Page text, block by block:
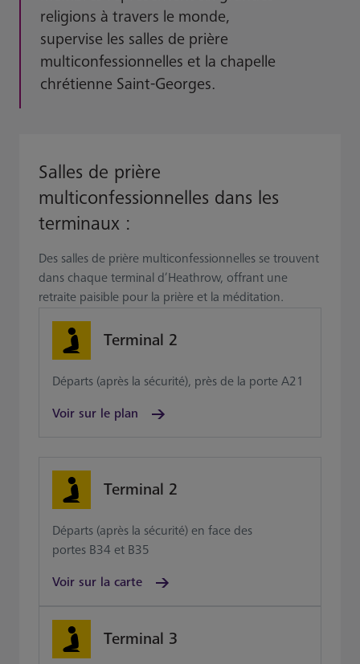
religions à travers le monde,
supervise les salles de prière
multiconfessionnelles et la chapelle
chrétienne Saint-Georges.
Salles de prière
multiconfessionnelles dans les
terminaux :
Des salles de prière multiconfessionnelles se trouvent
dans chaque terminal d’Heathrow, offrant une
retraite paisible pour la prière et la méditation.
Terminal 2
Départs (après la sécurité), près de la porte A21
Voir sur le plan
Terminal 2
Départs (après la sécurité) en face des
portes B34 et B35
Voir sur la carte
Terminal 3